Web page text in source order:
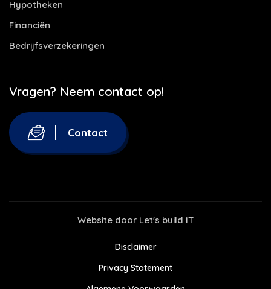
Hypotheken
Financiën
Bedrijfsverzekeringen
Vragen? Neem contact op!
Contact
Website door Let's build IT
Disclaimer
Privacy Statement